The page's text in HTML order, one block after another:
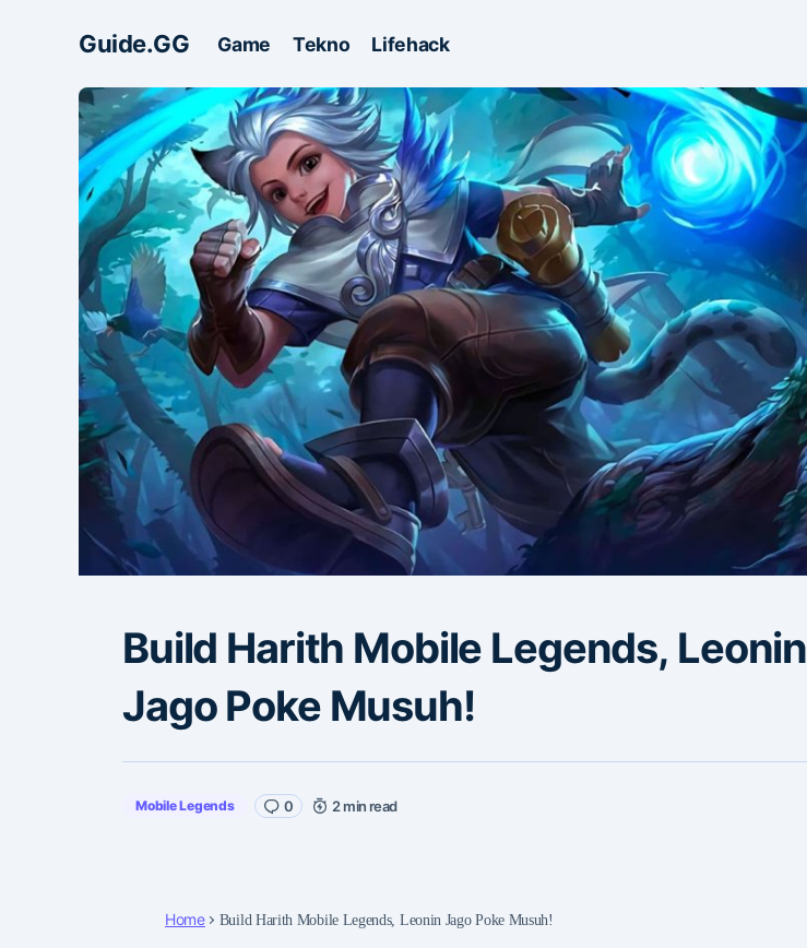
Guide.GG Game Tekno Lifehack
Build Harith Mobile Legends, Leonin
Jago Poke Musuh!
Mobile Legends 0 2 min read
Home Build Harith Mobile Legends, Leonin Jago Poke Musuh!